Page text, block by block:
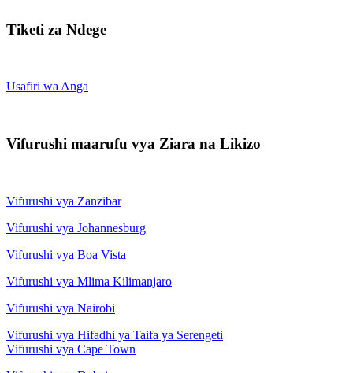
Tiketi za Ndege
Usafiri wa Anga
Vifurushi maarufu vya Ziara na Likizo
Vifurushi vya Zanzibar
Vifurushi vya Johannesburg
Vifurushi vya Boa Vista
Vifurushi vya Mlima Kilimanjaro
Vifurushi vya Nairobi
Vifurushi vya Hifadhi ya Taifa ya Serengeti
Vifurushi vya Cape Town